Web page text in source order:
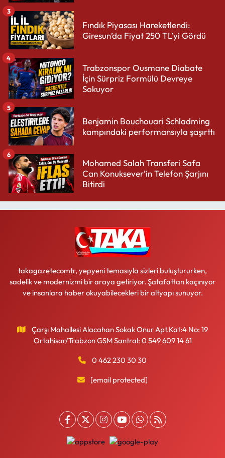
Fındık Piyasası Hareketlendi:
Giresun’da Fiyat 250 TL’yi Gördü
3
Trabzonspor Ousmane Diabate
İçin Sürpriz Formülü Devreye
Sokuyor
4
Benjamin Bouchouari Schladming
kampındaki performansıyla şaşırttı
5
Mohamed Salah Transferi Safa
Can Konuksever’in Telefon Şarjını
Bitirdi
6
takagazetecomtr, yepyeni temasıyla sizleri buluştururken,
sadelik ve modernizmi bir araya getiriyor. Şatafattan kaçınıyor
ve insanlara haber okuyabilecekleri bir altyapı sunuyor.
Çarşı Mahallesi Alacahan Sokak Onur Apt.Kat:4 No: 19
Ortahisar/Trabzon GSM Santral: 0 549 609 14 61
0 462 230 30 30
[email protected]